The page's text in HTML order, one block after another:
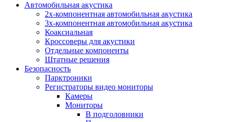
Автомобильная акустика
2х-компонентная автомобильная акустика
3х-компонентная автомобильная акустика
Коаксиальная
Кроссоверы для акустики
Отдельные компоненты
Штатные решения
Безопасность
Парктроники
Регистраторы видео мониторы
Камеры
Мониторы
В подголовники